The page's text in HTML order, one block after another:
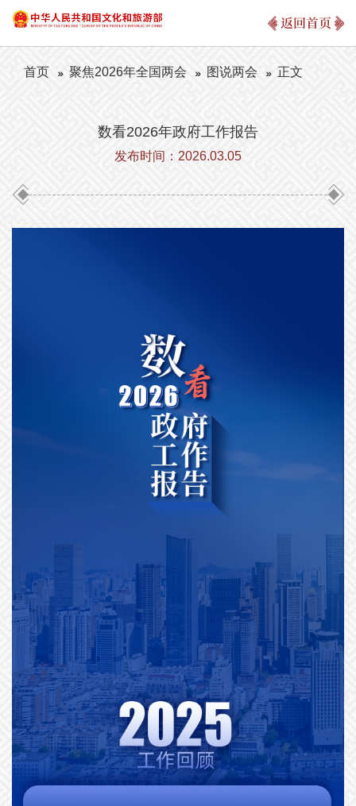
返回首页
首页 聚焦2026年全国两会 图说两会 正文
数看2026年政府工作报告
发布时间：2026.03.05